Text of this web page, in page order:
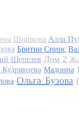
Шишкова Алла
Бритни Спирс
Шепелев Дом 2
Мадонна
Ольга Бузова